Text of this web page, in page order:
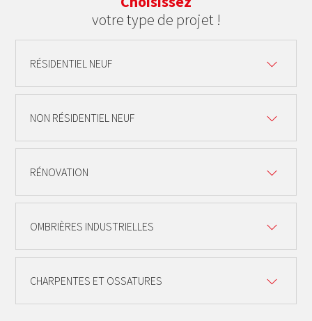
votre type de projet !
RÉSIDENTIEL NEUF
NON RÉSIDENTIEL NEUF
RÉNOVATION
OMBRIÈRES INDUSTRIELLES
CHARPENTES ET OSSATURES